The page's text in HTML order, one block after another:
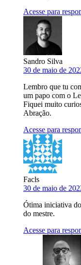
Acesse para
Sandro Silva
30 de maio de
Lembro que tu
um papo com o
Fiquei muito
Abração.
Acesse para
Facls
30 de maio de
Ótima iniciativa
do mestre.
Acesse para